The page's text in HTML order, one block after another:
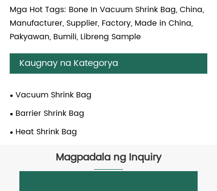
Mga Hot Tags: Bone In Vacuum Shrink Bag, China,
Manufacturer, Supplier, Factory, Made in China,
Pakyawan, Bumili, Libreng Sample
Kaugnay na Kategorya
Vacuum Shrink Bag
Barrier Shrink Bag
Heat Shrink Bag
Magpadala ng Inquiry